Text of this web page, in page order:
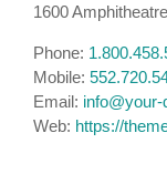
1600
Phone:
Mobile:
Email:
Web: https://